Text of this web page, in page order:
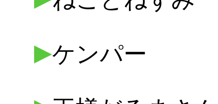
▶ケンパー